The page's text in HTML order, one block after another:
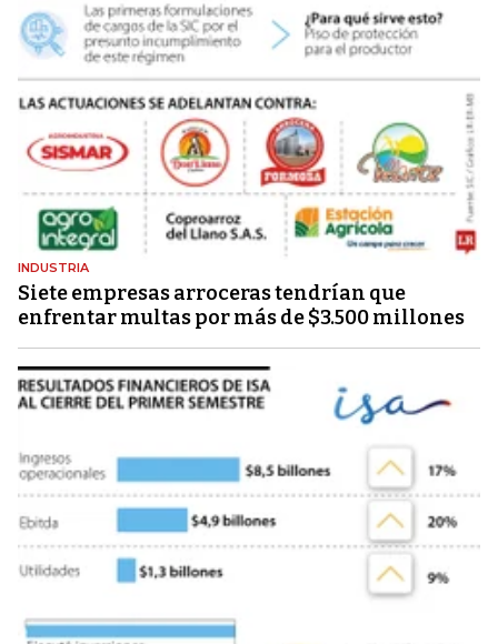
INDUSTRIA
Siete empresas arroceras tendrían que
enfrentar multas por más de $3.500 millones